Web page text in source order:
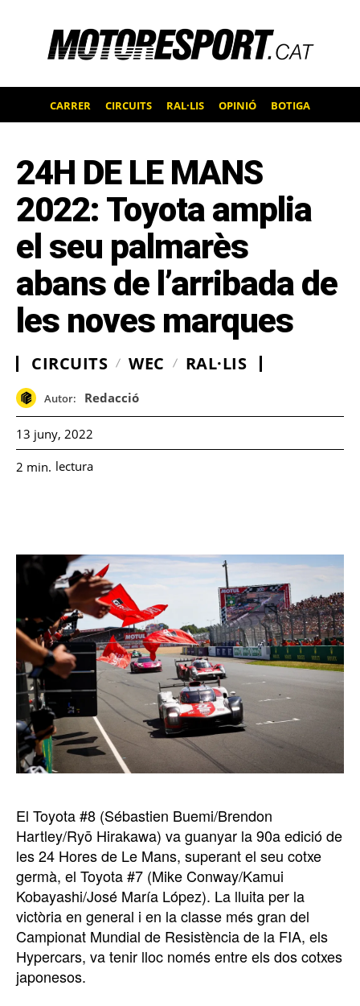
CARRER CIRCUITS RAL·LIS OPINIÓ BOTIGA
24H DE LE MANS
2022: Toyota amplia
el seu palmarès
abans de l’arribada de
les noves marques
CIRCUITS WEC RAL·LIS
Autor: Redacció
13 juny, 2022
2 min. lectura
El Toyota #8 (Sébastien Buemi/Brendon
Hartley/Ryō Hirakawa) va guanyar la 90a edició de
les 24 Hores de Le Mans, superant el seu cotxe
germà, el Toyota #7 (Mike Conway/Kamui
Kobayashi/José María López). La lluita per la
victòria en general i en la classe més gran del
Campionat Mundial de Resistència de la FIA, els
Hypercars, va tenir lloc només entre els dos cotxes
japonesos.